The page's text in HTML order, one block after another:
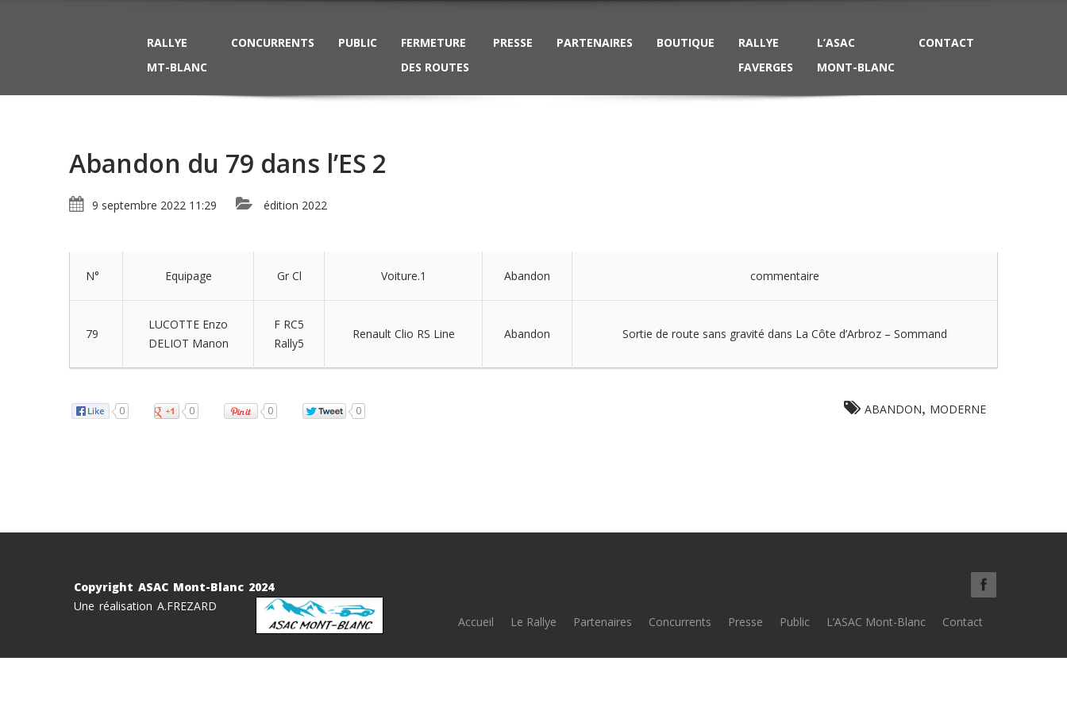
RALLYE
MT-BLANC
CONCURRENTS PUBLIC
FERMETURE
DES ROUTES
PRESSE PARTENAIRES BOUTIQUE
RALLYE
FAVERGES
L’ASAC
MONT-BLANC
CONTACT
Abandon du 79 dans l’ES 2
9 septembre 2022 11:29 édition 2022
N° Equipage Gr Cl Voiture.1 Abandon commentaire
79
LUCOTTE Enzo
DELIOT Manon
F RC5
Rally5
Renault Clio RS Line Abandon Sortie de route sans gravité dans La Côte d’Arbroz – Sommand
0 0 0 0 ABANDON, MODERNE
Copyright ASAC Mont-Blanc 2024
Une réalisation A.FREZARD
Accueil
Le Rallye Partenaires Concurrents Presse Public L’ASAC Mont-Blanc Contact